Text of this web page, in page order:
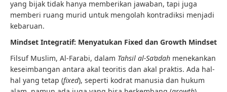
yang bijak tidak hanya memberikan jawaban, tapi juga
memberi ruang murid untuk mengolah kontradiksi menjadi
kebaruan.
Mindset Integratif: Menyatukan Fixed dan Growth Mindset
Filsuf Muslim, Al-Farabi, dalam Tahsil al-Sa‘adah menekankan
keseimbangan antara akal teoritis dan akal praktis. Ada hal-
hal yang tetap (fixed), seperti kodrat manusia dan hukum